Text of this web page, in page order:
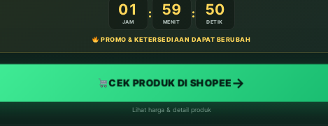
01
JAM
: 59
MENIT
: 47
DETIK
PROMO & KETERSEDIAAN DAPAT BERUBAH
CEK PRODUK DI SHOPEE→
Lihat harga & detail produk